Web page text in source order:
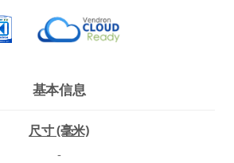
基本信息
尺寸 (毫米)
-